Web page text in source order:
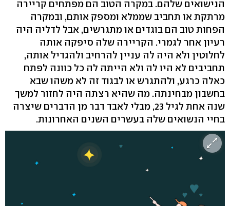
הנישואים שלהם. במקרה הטוב הם מפתחים קריירה
מרתקת או תחביב שממלא ומספק אותם, ובמקרה
הפחות טוב הם בוגדים או מתגרשים, אבל לדליה היה
רעיון אחר לגמרי. הקריירה שלה סיפקה אותה
לחלוטין ולא היה לה עניין להרחיב ולהגדיל אותה,
תחביבים לא היו לה ולא הייתה לה כל כוונה לפתח
כאלה כרגע, ולהתגרש או לבגוד זה לא משהו שבא
בחשבון מבחינתה. מה שהיא רצתה היה לחזור למשך
שנה אחת לגיל 23, מבלי לאבד דבר מן הדברים שיצרה
בחיי הנשואים שלה בעשרים השנים האחרונות.